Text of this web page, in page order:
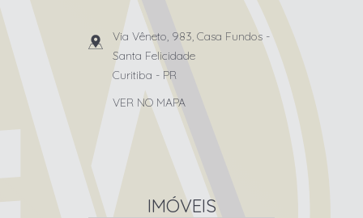
Via Vêneto, 983, Casa Fundos -
Santa Felicidade
Curitiba - PR
VER NO MAPA
IMÓVEIS